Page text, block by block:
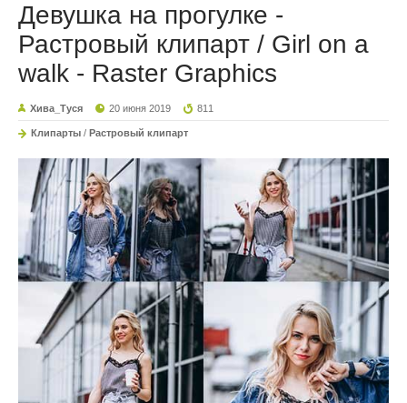
Девушка на прогулке -
Растровый клипарт / Girl on a
walk - Raster Graphics
Хива_Туся 20 июня 2019 811
Клипарты / Растровый клипарт